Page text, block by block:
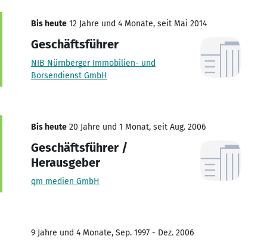
Bis heute 12 Jahre und 4 Monate, seit Mai 2014
Geschäftsführer
NIB Nürnberger Immobilien- und
Börsendienst GmbH
Bis heute 20 Jahre und 1 Monat, seit Aug. 2006
Geschäftsführer /
Herausgeber
qm medien GmbH
9 Jahre und 4 Monate, Sep. 1997 - Dez. 2006